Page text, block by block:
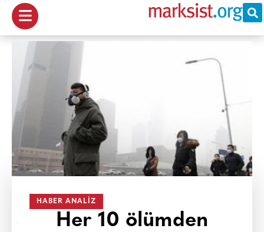
HABER ANALIZ
Her 10 ölümden